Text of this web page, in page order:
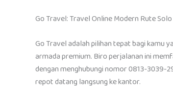
Go Travel: Travel Online Modern Rute
Go Travel adalah pilihan tepat bagi kamu
armada premium. Biro perjalanan ini
dengan menghubungi nomor 0813-3039-
repot datang langsung ke kantor.